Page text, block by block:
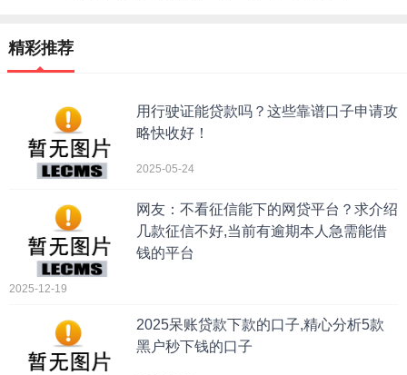
精彩推荐
用行驶证能贷款吗？这些靠谱口子申请攻
略快收好！
2025-05-24
网友：不看征信能下的网贷平台？求介绍
几款征信不好,当前有逾期本人急需能借
钱的平台
2025-12-19
2025呆账贷款下款的口子,精心分析5款
黑户秒下钱的口子